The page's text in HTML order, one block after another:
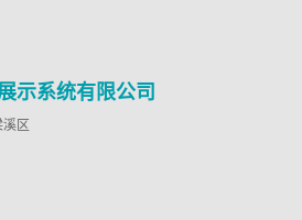
示系统有限公司
区